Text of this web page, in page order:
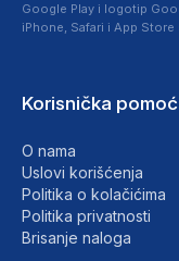
Google Play i logotip
iPhone, Safari i App
Korisnička pomoć
O nama
Uslovi korišćenja
Politika o kolačićima
Politika privatnosti
Brisanje naloga